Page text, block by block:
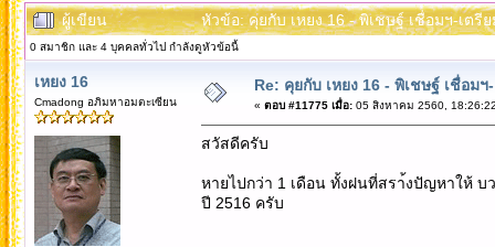
ผู้เขียน หัวข้อ: คุยกับ เหยง 16 - พิเชษฐ์ เชื่อมฯ-เต
0 สมาชิก และ 4 บุคคลทั่วไป กำลังดูหัวข้อนี้
เหยง 16
Cmadong อภิมหาอมตะเซียน
Re: คุยกับ เหยง 16 - พิเชษฐ์ เชื่อม
« ตอบ #11775 เมื่อ:05 สิงหาคม 2560,
สวัสดีครับ
หายไปกว่า 1 เดือน ทั้งฝนที่สรา้งปัญหาให้ บ
ปี 2516 ครับ